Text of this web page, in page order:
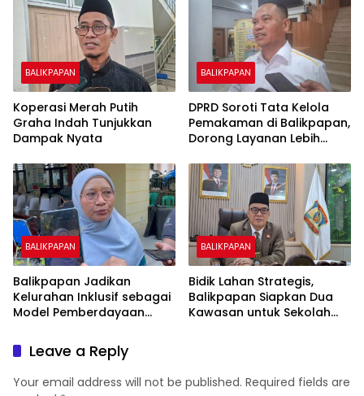
BALIKPAPAN
Koperasi Merah Putih
Graha Indah Tunjukkan
Dampak Nyata
BALIKPAPAN
DPRD Soroti Tata Kelola
Pemakaman di Balikpapan,
Dorong Layanan Lebih
Biaya Warga
BALIKPAPAN
Balikpapan Jadikan
Kelurahan Inklusif sebagai
Model Pemberdayaan
BALIKPAPAN
Bidik Lahan Strategis,
Balikpapan Siapkan Dua
Kawasan untuk Sekolah
Leave a Reply
Your email address will not be published. Required fields are